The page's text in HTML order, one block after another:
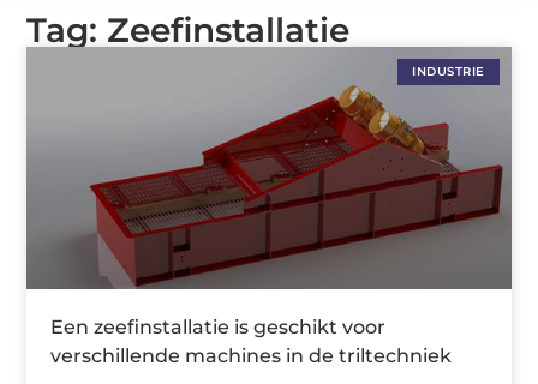
Tag: Zeefinstallatie
INDUSTRIE
Een zeefinstallatie is geschikt voor
verschillende machines in de triltechniek